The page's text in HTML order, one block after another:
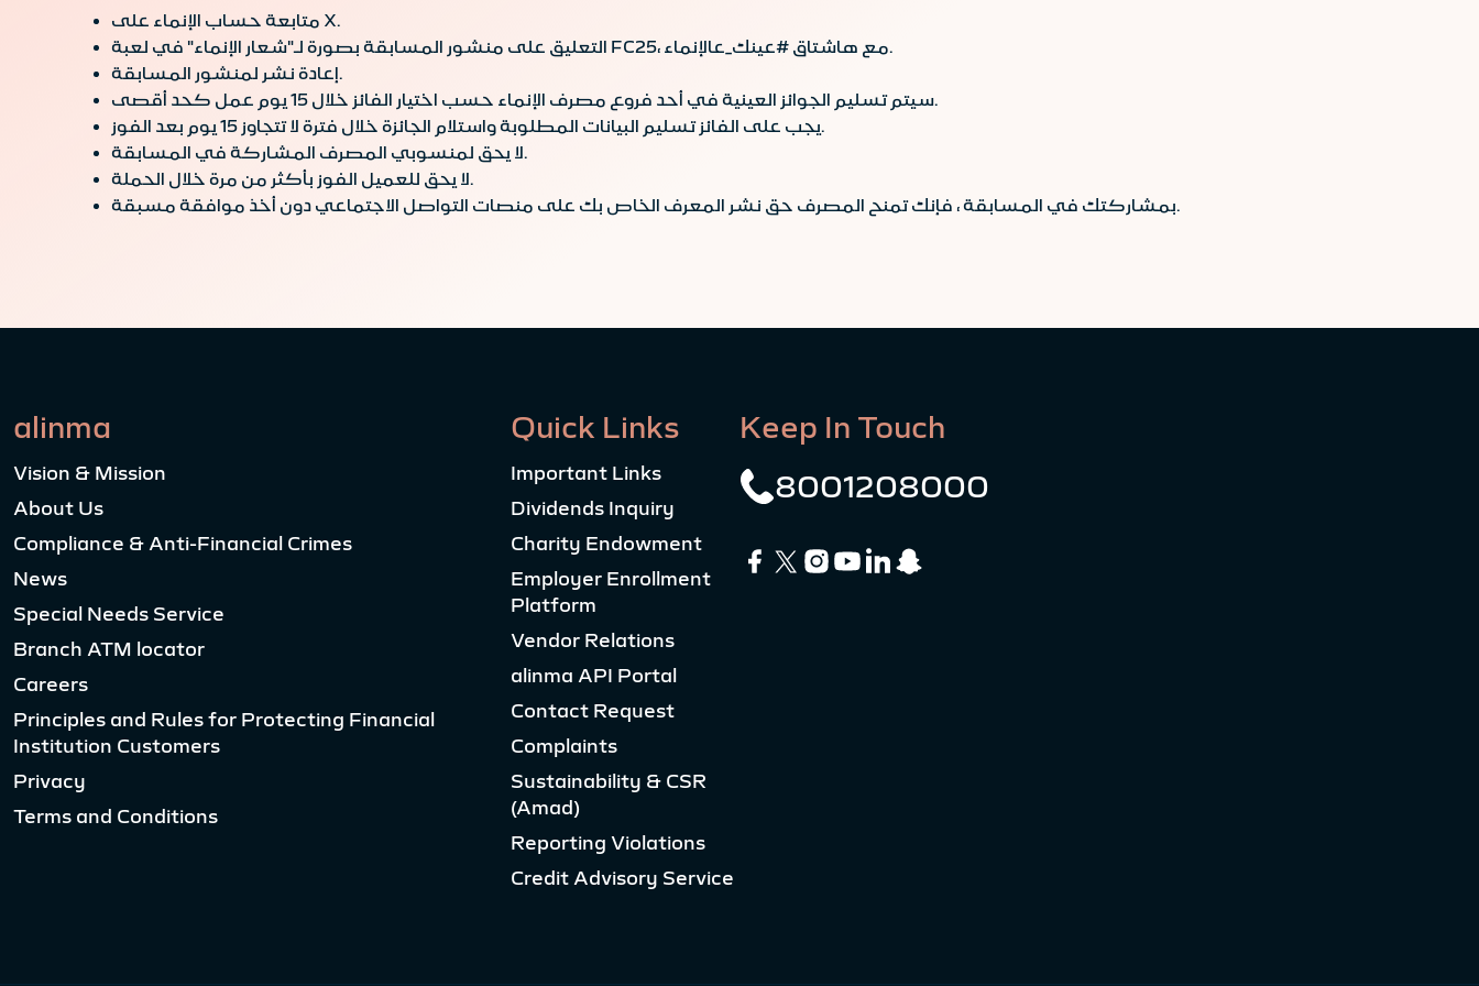
متابعة حساب الإنماء على X.
alinma
Vision & Mission
About Us
Compliance & Anti-Financial Crimes
News
Special Needs Service
Branch ATM locator
Careers
Principles and Rules for Protecting Financial
Institution Customers
Privacy
Terms and Conditions
Quick Links
Important Links
Dividends Inquiry
Charity Endowment
Employer Enrollment
Platform
Vendor Relations
alinma API Portal
Contact Request
Complaints
Sustainability & CSR
(Amad)
Reporting Violations
Credit Advisory Service
Keep In Touch
8001208000